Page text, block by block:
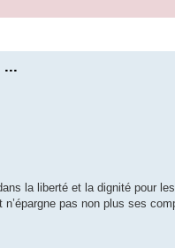
...
la liberté et la dignité pour
pas non plus ses